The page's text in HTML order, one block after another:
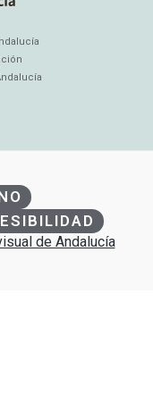
de Andalucía